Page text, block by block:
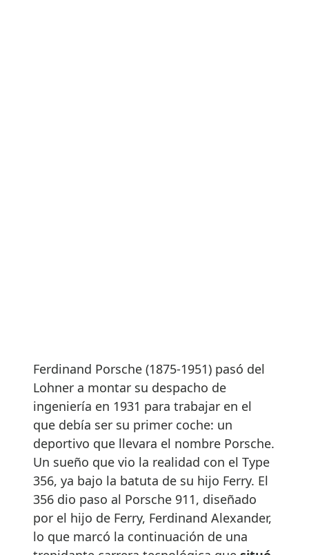
Ferdinand Porsche (1875-1951) pasó del
Lohner a montar su despacho de
ingeniería en 1931 para trabajar en el
que debía ser su primer coche: un
deportivo que llevara el nombre Porsche.
Un sueño que vio la realidad con el Type
356, ya bajo la batuta de su hijo Ferry. El
356 dio paso al Porsche 911, diseñado
por el hijo de Ferry, Ferdinand Alexander,
lo que marcó la continuación de una